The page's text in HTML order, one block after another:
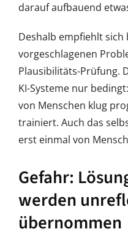
darauf aufbauend
Deshalb empfiehlt sich
vorgeschlagenen
Plausibilitäts-Prüfung.
KI-Systeme nur
von Menschen klug
trainiert. Auch das
erst einmal von
Gefahr:
werden
übernommen